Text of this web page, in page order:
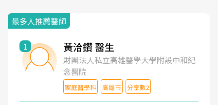
最多人推薦醫師
1 黃洽鑽 醫生
財團法人私立高雄醫學大學附設中和紀
念醫院
家庭醫學科 高雄市 分享數2